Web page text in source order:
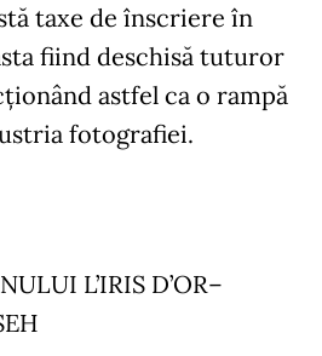
taxe de înscriere în
fiind deschisă tuturor
astfel ca o rampă
fotografiei.
L’IRIS D’OR–